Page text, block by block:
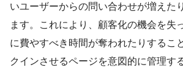
いユーザーからの問い合わせが増えた
ます。これにより、顧客化の機会を失
に費やすべき時間が奪われたりするこ
クインさせるページを意図的に管理す